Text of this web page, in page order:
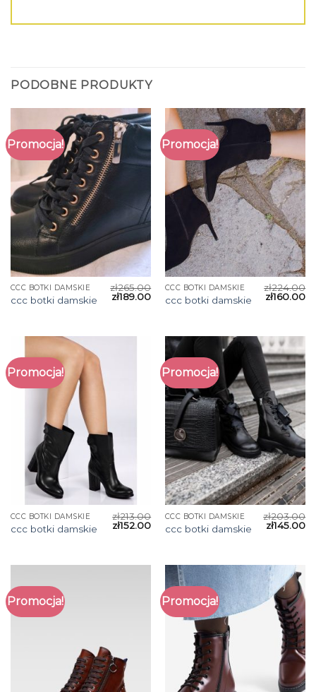
PODOBNE PRODUKTY
Promocja!
CCC BOTKI DAMSKIE
ccc botki damskie
zł265.00
zł189.00
Promocja!
CCC BOTKI DAMSKIE
ccc botki damskie
zł224.00
zł160.00
Promocja!
CCC BOTKI DAMSKIE
ccc botki damskie
zł213.00
zł152.00
Promocja!
CCC BOTKI DAMSKIE
ccc botki damskie
zł203.00
zł145.00
Promocja! Promocja!